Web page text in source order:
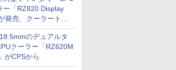
ー「RZ820 Display
発売、クーラートッ
ンチ液晶搭載
のデュアルタ
クーラー「RZ620M
がCPSから